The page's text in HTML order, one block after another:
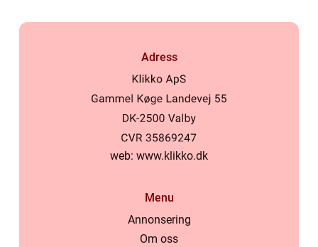
Adress
web: www.klikko.dk
Menu
Annonsering
Om oss